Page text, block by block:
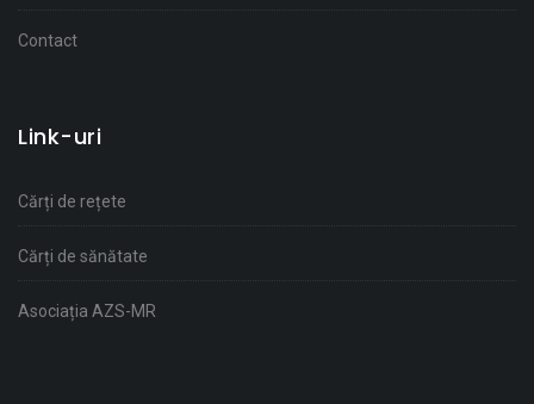
Contact
Link-uri
Cărți de rețete
Cărți de sănătate
Asociația AZS-MR